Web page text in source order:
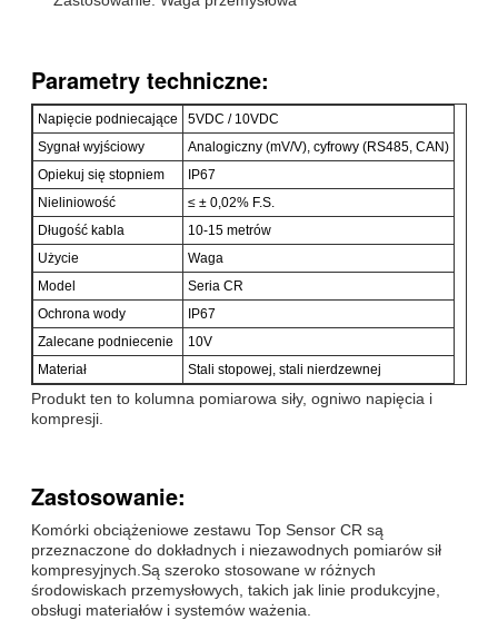
Parametry techniczne:
Napięcie podniecające
5VDC / 10VDC
Sygnał wyjściowy
Analogiczny (mV/V), cyfrowy (RS485, CAN)
Opiekuj się stopniem
IP67
Nieliniowość
≤ ± 0,02% F.S.
Długość kabla
10-15 metrów
Użycie
Waga
Model
Seria CR
Ochrona wody
IP67
Zalecane podniecenie
10V
Materiał
Stali stopowej, stali nierdzewnej
Produkt ten to kolumna pomiarowa siły, ogniwo napięcia i
kompresji.
Zastosowanie:
Komórki obciążeniowe zestawu Top Sensor CR są
przeznaczone do dokładnych i niezawodnych pomiarów sił
kompresyjnych.Są szeroko stosowane w różnych
środowiskach przemysłowych, takich jak linie produkcyjne,
obsługi materiałów i systemów ważenia.